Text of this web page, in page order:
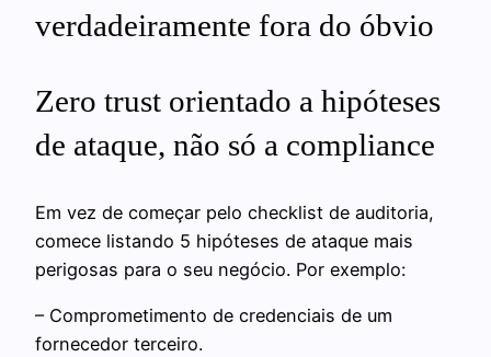
verdadeiramente fora do óbvio
Zero trust orientado a hipóteses
de ataque, não só a compliance
Em vez de começar pelo checklist de auditoria,
comece listando 5 hipóteses de ataque mais
perigosas para o seu negócio. Por exemplo:
– Comprometimento de credenciais de um
fornecedor terceiro.